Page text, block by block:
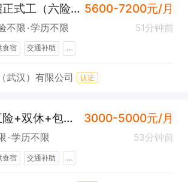
名幸电子直招正式工（六险一金+包吃住) 5600-7200元/月
不限 学历不限 51分钟前
食宿 交通补助 ...
武汉）有限公司 认证
电商运营（五险+双休+包吃住+车补+免费充电桩+蔡甸） 3000-5000元/月
学历不限 53分钟前
食宿 交通补助 ...